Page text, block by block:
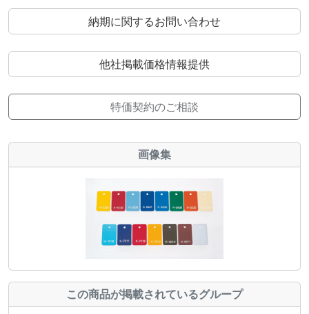
納期に関するお問い合わせ
他社掲載価格情報提供
特価契約のご相談
画像集
この商品が掲載されているグループ